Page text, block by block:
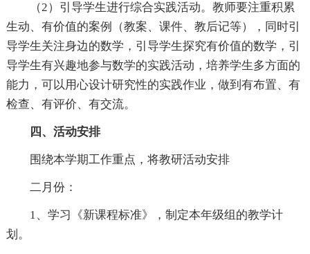
（2）引导学生进行综合实践活动。教师要注重积累
生动、有价值的案例（教案、课件、教后记等），同时引
导学生关注身边的数学，引导学生探究有价值的数学，引
导学生有兴趣地参与数学的实践活动，培养学生多方面的
能力，可以用心设计研究性的实践作业，做到有布置、有
检查、有评价、有交流。
四、活动安排
围绕本学期工作重点，将教研活动安排
二月份：
1、学习《新课程标准》，制定本年级组的教学计
划。